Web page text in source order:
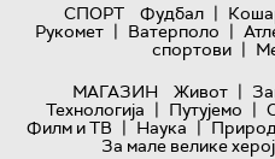
СПОРТ
Фудбал |
Рукомет | Ватерполо |
спортови |
МАГАЗИН
Живот |
Технологијa | Путујемо |
Филм и ТВ | Наука |
За мале велике